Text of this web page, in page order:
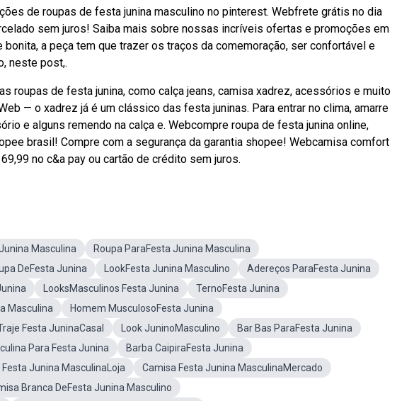
de roupas de festa junina masculino no pinterest. Webfrete grátis no dia
sem juros! Saiba mais sobre nossas incríveis ofertas e promoções em
a peça tem que trazer os traços da comemoração, ser confortável e
neste post,.
roupas de festa junina, como calça jeans, camisa xadrez, acessórios e muito
— o xadrez já é um clássico das festa juninas. Para entrar no clima, amarre
e alguns remendo na calça e. Webcompre roupa de festa junina online,
brasil! Compre com a segurança da garantia shopee! Webcamisa comfort
no c&a pay ou cartão de crédito sem juros.
Masculina
Roupa ParaFesta Junina Masculina
DeFesta Junina LookFesta Junina Masculino
Adereços ParaFesta Junina
LooksMasculinos Festa Junina
TernoFesta Junina
Masculina
Homem MusculosoFesta Junina
Festa JuninaCasal Look JuninoMasculino
Bar Bas ParaFesta Junina
Para Festa Junina
Barba CaipiraFesta Junina
Junina MasculinaLoja
Camisa Festa Junina MasculinaMercado
Branca DeFesta Junina Masculino